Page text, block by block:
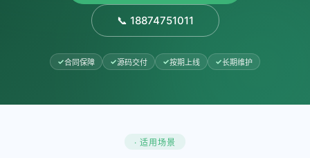
📞 18874751011
合同保障 源码交付 按期上线 长期维护
· 适用场景